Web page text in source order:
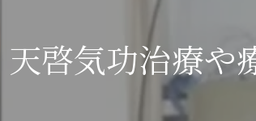
線
難病の
難
天啓気功治療や